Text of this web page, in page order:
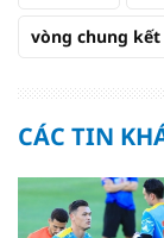
vòng chung kết
CÁC TIN